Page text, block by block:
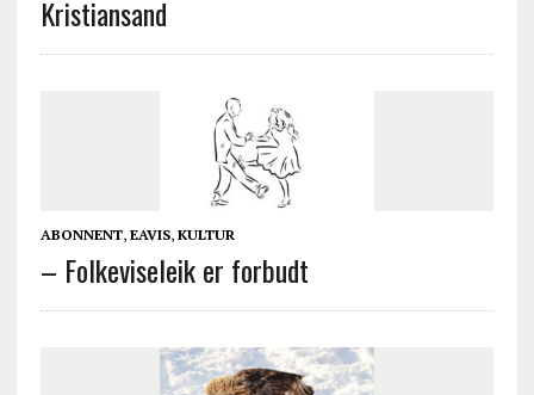
Kristiansand
ABONNENT, EAVIS, KULTUR
– Folkeviseleik er forbudt